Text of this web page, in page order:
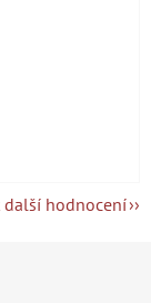
další hodnocení